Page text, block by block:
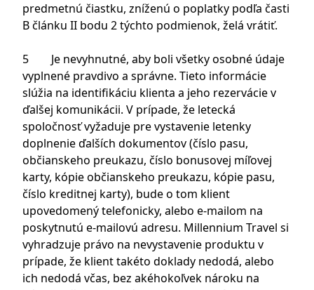
predmetnú čiastku, zníženú o poplatky podľa časti
B článku II bodu 2 týchto podmienok, želá vrátiť.
5 Je nevyhnutné, aby boli všetky osobné údaje
vyplnené pravdivo a správne. Tieto informácie
slúžia na identifikáciu klienta a jeho rezervácie v
ďalšej komunikácii. V prípade, že letecká
spoločnosť vyžaduje pre vystavenie letenky
doplnenie ďalších dokumentov (číslo pasu,
občianskeho preukazu, číslo bonusovej míľovej
karty, kópie občianskeho preukazu, kópie pasu,
číslo kreditnej karty), bude o tom klient
upovedomený telefonicky, alebo e-mailom na
poskytnutú e-mailovú adresu. Millennium Travel si
vyhradzuje právo na nevystavenie produktu v
prípade, že klient takéto doklady nedodá, alebo
ich nedodá včas, bez akéhokoľvek nároku na